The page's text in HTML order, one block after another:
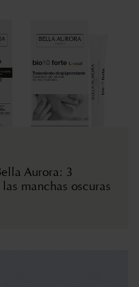
Aurora: 3
manchas oscuras